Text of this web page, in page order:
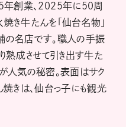
年創業、2025年に50周
き牛たんを「仙台名物」
の名店です。職人の手振
熟成させて引き出す牛た
人気の秘密。表面はサク
焼きは、仙台っ子にも観光